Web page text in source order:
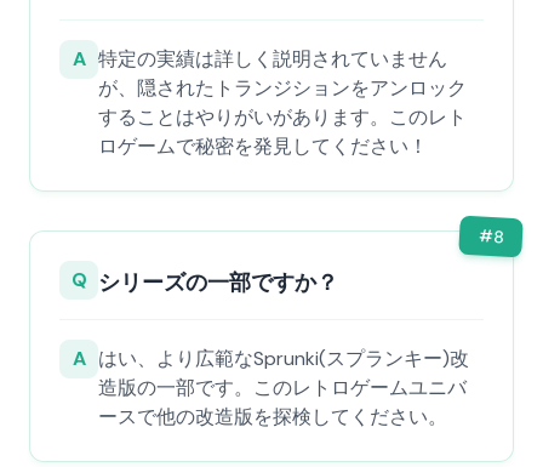
A 特定の実績は詳しく説明されていません
が、隠されたトランジションをアンロック
することはやりがいがあります。このレト
ロゲームで秘密を発見してください！
#8
Q シリーズの一部ですか？
A はい、より広範なSprunki(スプランキー)改
造版の一部です。このレトロゲームユニバ
ースで他の改造版を探検してください。